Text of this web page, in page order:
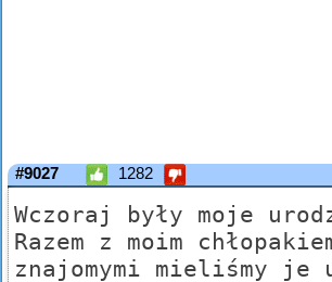
#9027 1282
Wczoraj były moje
Razem z moim
znajomymi mieliśmy je